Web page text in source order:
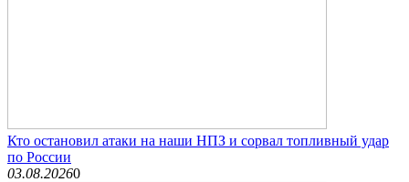
Кто остановил атаки на наши НПЗ и сорвал топливный удар
по России
03.08.20260